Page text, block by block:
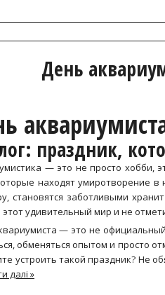
День
праздник,
— это не просто хобби,
находят умиротворение
становятся заботливыми
этот удивительный мир и не
— это не
обменяться опытом и просто
устроить такой праздник? Не
далі »